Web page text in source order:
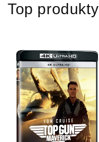
Top produkty